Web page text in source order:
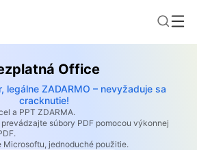
Office
legálne ZADARMO – nevyžaduje sa
cracknutie!
a PPT ZDARMA.
súbory PDF pomocou výkonnej
Microsoftu, jednoduché použitie.